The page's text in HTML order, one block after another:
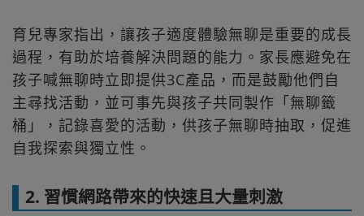
育兒專家指出，讓孩子適度體驗無聊是重要的成長
過程，有助於培養解決問題的能力。家長應避免在
孩子喊無聊時立即提供3C產品，而是鼓勵他們自
主尋找活動，並可事先與孩子共同製作「無聊籤
桶」，記錄喜愛的活動，供孩子無聊時抽取，促進
自我探索與獨立性。
2. 習慣網路帶來的快速且大量刺激